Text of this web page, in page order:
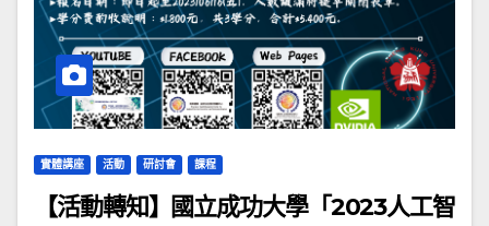
實體講座 活動 研討會 課程
【活動轉知】國立成功大學「2023人工智